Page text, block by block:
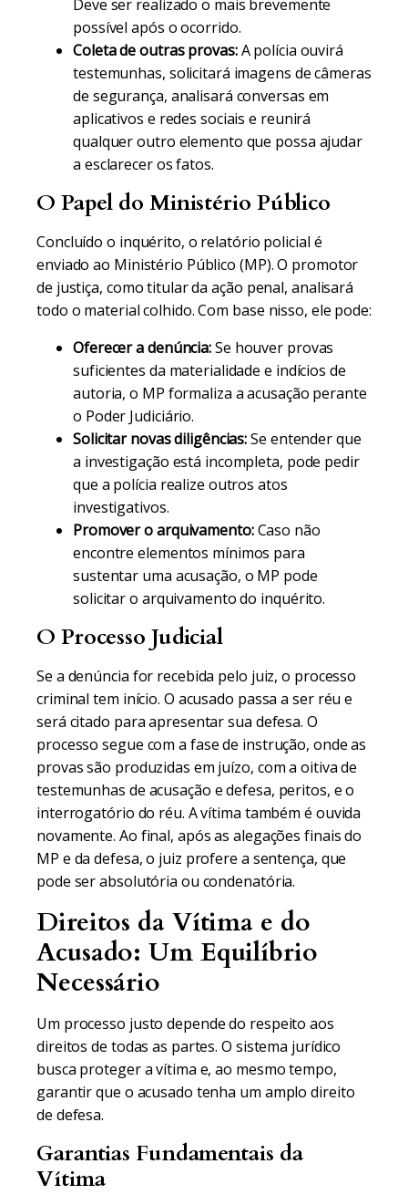
Deve ser realizado o mais brevemente
possível após o ocorrido.
Coleta de outras provas:A polícia ouvirá
testemunhas, solicitará imagens de câmeras
de segurança, analisará conversas em
aplicativos e redes sociais e reunirá
qualquer outro elemento que possa ajudar
a esclarecer os fatos.
O Papel do Ministério Público
Concluído o inquérito, o relatório policial é
enviado ao Ministério Público (MP). O promotor
de justiça, como titular da ação penal, analisará
todo o material colhido. Com base nisso, ele pode:
Oferecer a denúncia:Se houver provas
suficientes da materialidade e indícios de
autoria, o MP formaliza a acusação perante
o Poder Judiciário.
Solicitar novas diligências:Se entender que
a investigação está incompleta, pode pedir
que a polícia realize outros atos
investigativos.
Promover o arquivamento:Caso não
encontre elementos mínimos para
sustentar uma acusação, o MP pode
solicitar o arquivamento do inquérito.
O Processo Judicial
Se a denúncia for recebida pelo juiz, o processo
criminal tem início. O acusado passa a ser réu e
será citado para apresentar sua defesa. O
processo segue com a fase de instrução, onde as
provas são produzidas em juízo, com a oitiva de
testemunhas de acusação e defesa, peritos, e o
interrogatório do réu. A vítima também é ouvida
novamente. Ao final, após as alegações finais do
MP e da defesa, o juiz profere a sentença, que
pode ser absolutória ou condenatória.
Direitos da Vítima e do
Acusado: Um Equilíbrio
Necessário
Um processo justo depende do respeito aos
direitos de todas as partes. O sistema jurídico
busca proteger a vítima e, ao mesmo tempo,
garantir que o acusado tenha um amplo direito
de defesa.
Garantias Fundamentais da
Vítima